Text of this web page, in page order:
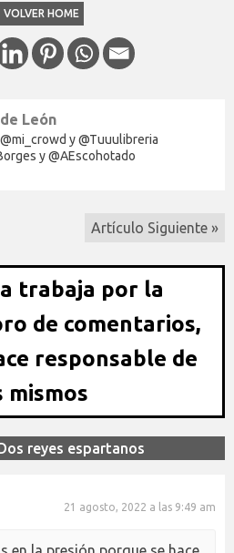
VOLVER HOME
León
y @Tuuulibreria
y @AEscohotado
Artículo Siguiente »
trabaja por la
de comentarios,
responsable de
mismos
reyes espartanos
21 agosto, 2022 a las 9:49 am